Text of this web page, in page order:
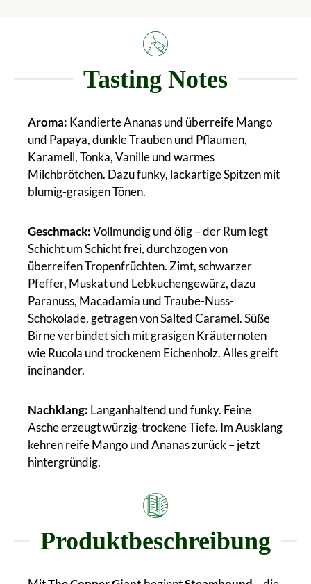
Tasting Notes
Aroma: Kandierte Ananas und überreife Mango
und Papaya, dunkle Trauben und Pflaumen,
Karamell, Tonka, Vanille und warmes
Milchbrötchen. Dazu funky, lackartige Spitzen mit
blumig-grasigen Tönen.
Geschmack:Vollmundig und ölig – der Rum legt
Schicht um Schicht frei, durchzogen von
überreifen Tropenfrüchten. Zimt, schwarzer
Pfeffer, Muskat und Lebkuchengewürz, dazu
Paranuss, Macadamia und Traube-Nuss-
Schokolade, getragen von Salted Caramel. Süße
Birne verbindet sich mit grasigen Kräuternoten
wie Rucola und trockenem Eichenholz. Alles greift
ineinander.
Nachklang: Langanhaltend und funky. Feine
Asche erzeugt würzig-trockene Tiefe. Im Ausklang
kehren reife Mango und Ananas zurück – jetzt
hintergründig.
Produktbeschreibung